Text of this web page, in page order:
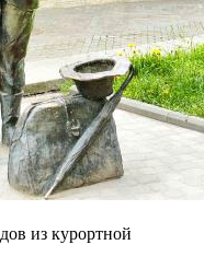
из курортной